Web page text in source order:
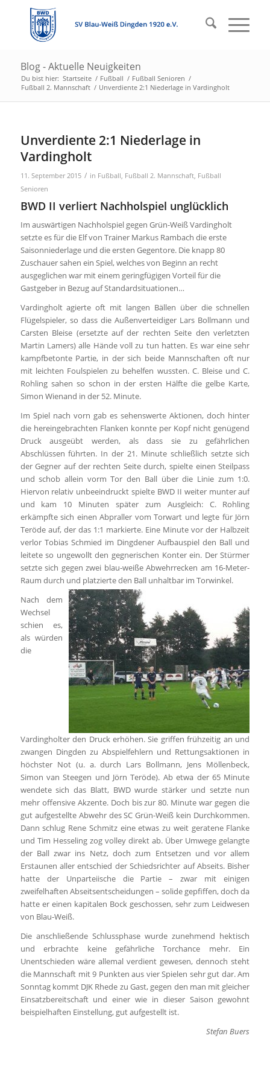
Blog - Aktuelle Neuigkeiten
Du bist hier: Startseite / Fußball / Fußball Senioren /
Fußball 2. Mannschaft / Unverdiente 2:1 Niederlage in Vardingholt
Unverdiente 2:1 Niederlage in
Vardingholt
11. September 2015 / in Fußball, Fußball 2. Mannschaft, Fußball
Senioren
BWD II verliert Nachholspiel unglücklich
Im auswärtigen Nachholspiel gegen Grün-Weiß Vardingholt
setzte es für die Elf von Trainer Markus Rambach die erste
Saisonniederlage und die ersten Gegentore. Die knapp 80
Zuschauer sahen ein Spiel, welches von Beginn an recht
ausgeglichen war mit einem geringfügigen Vorteil für die
Gastgeber in Bezug auf Standardsituationen…
Vardingholt agierte oft mit langen Bällen über die schnellen
Flügelspieler, so dass die Außenverteidiger Lars Bollmann und
Carsten Bleise (ersetzte auf der rechten Seite den verletzten
Martin Lamers) alle Hände voll zu tun hatten. Es war eine sehr
kampfbetonte Partie, in der sich beide Mannschaften oft nur
mit leichten Foulspielen zu behelfen wussten. C. Bleise und C.
Rohling sahen so schon in der ersten Hälfte die gelbe Karte,
Simon Wienand in der 52. Minute.
Im Spiel nach vorn gab es sehenswerte Aktionen, doch hinter
die hereingebrachten Flanken konnte per Kopf nicht genügend
Druck ausgeübt werden, als dass sie zu gefährlichen
Abschlüssen führten. In der 21. Minute schließlich setzte sich
der Gegner auf der rechten Seite durch, spielte einen Steilpass
und schob allein vorm Tor den Ball über die Linie zum 1:0.
Hiervon relativ unbeeindruckt spielte BWD II weiter munter auf
und kam 10 Minuten später zum Ausgleich: C. Rohling
erkämpfte sich einen Abpraller vom Torwart und legte für Jörn
Teröde auf, der das 1:1 markierte. Eine Minute vor der Halbzeit
verlor Tobias Schmied im Dingdener Aufbauspiel den Ball und
leitete so ungewollt den gegnerischen Konter ein. Der Stürmer
setzte sich gegen zwei blau-weiße Abwehrrecken am 16-Meter-
Raum durch und platzierte den Ball unhaltbar im Torwinkel.
Nach dem
Wechsel
schien es,
als würden
die
Vardingholter den Druck erhöhen. Sie griffen frühzeitig an und
zwangen Dingden zu Abspielfehlern und Rettungsaktionen in
höchster Not (u. a. durch Lars Bollmann, Jens Möllenbeck,
Simon van Steegen und Jörn Teröde). Ab etwa der 65 Minute
wendete sich das Blatt, BWD wurde stärker und setzte nun
mehr offensive Akzente. Doch bis zur 80. Minute war gegen die
gut aufgestellte Abwehr des SC Grün-Weiß kein Durchkommen.
Dann schlug Rene Schmitz eine etwas zu weit geratene Flanke
und Tim Hesseling zog volley direkt ab. Über Umwege gelangte
der Ball zwar ins Netz, doch zum Entsetzen und vor allem
Erstaunen aller entschied der Schiedsrichter auf Abseits. Bisher
hatte der Unparteiische die Partie – zwar mit einigen
zweifelhaften Abseitsentscheidungen – solide gepfiffen, doch da
hatte er einen kapitalen Bock geschossen, sehr zum Leidwesen
von Blau-Weiß.
Die anschließende Schlussphase wurde zunehmend hektisch
und erbrachte keine gefährliche Torchance mehr. Ein
Unentschieden wäre allemal verdient gewesen, dennoch steht
die Mannschaft mit 9 Punkten aus vier Spielen sehr gut dar. Am
Sonntag kommt DJK Rhede zu Gast, gegen den man mit gleicher
Einsatzbereitschaft und einer wie in dieser Saison gewohnt
beispielhaften Einstellung, gut aufgestellt ist.
Stefan Buers